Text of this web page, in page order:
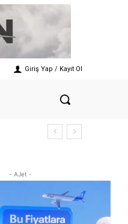
Giriş Yap / Kayıt Ol
- AJet -